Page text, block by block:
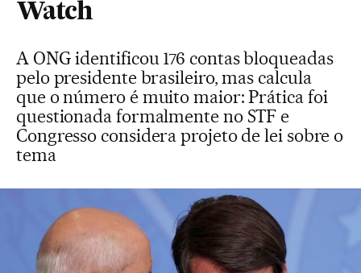
Watch
A ONG identificou 176 contas bloqueadas
pelo presidente brasileiro, mas calcula
que o número é muito maior: Prática foi
questionada formalmente no STF e
Congresso considera projeto de lei sobre o
tema